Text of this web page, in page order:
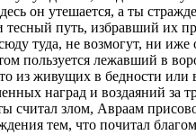
он утешается, а ты
и тесный путь, избравший
туда, не возмогут, ни
пользуется лежавший в
из живущих в бедности или
наград и воздаяний
считал злом, Авраам
тем, что почитал